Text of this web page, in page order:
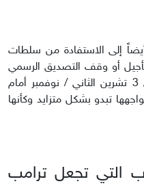
إلى الاستفادة من سلطات
أو وقف التصديق الرسمي
لخسارته في الانتخابات الرئاسية في 3 تشرين الثاني / نوفمبر أمام
تبدو بشكل متزايد وكأنها
التي تجعل ترامب